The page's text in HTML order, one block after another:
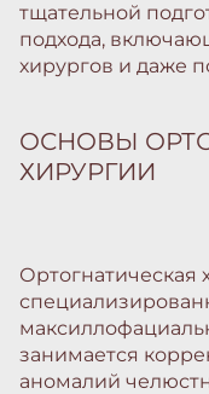
тщательной
подхода,
хирургов и даже
ОСНОВЫ
ХИРУРГИИ
Ортогнатическая
занимается
аномалий